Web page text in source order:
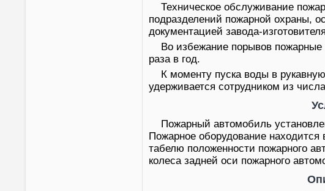
Техническое обслуживание
подразделений пожарной охраны,
документацией завода-
Во избежание порывов пожарные
раза в год.
К моменту пуска воды в
удерживается сотрудником из
Пожарный автомобиль
Пожарное оборудование находится
табелю положенности пожарного
колеса задней оси пожарного